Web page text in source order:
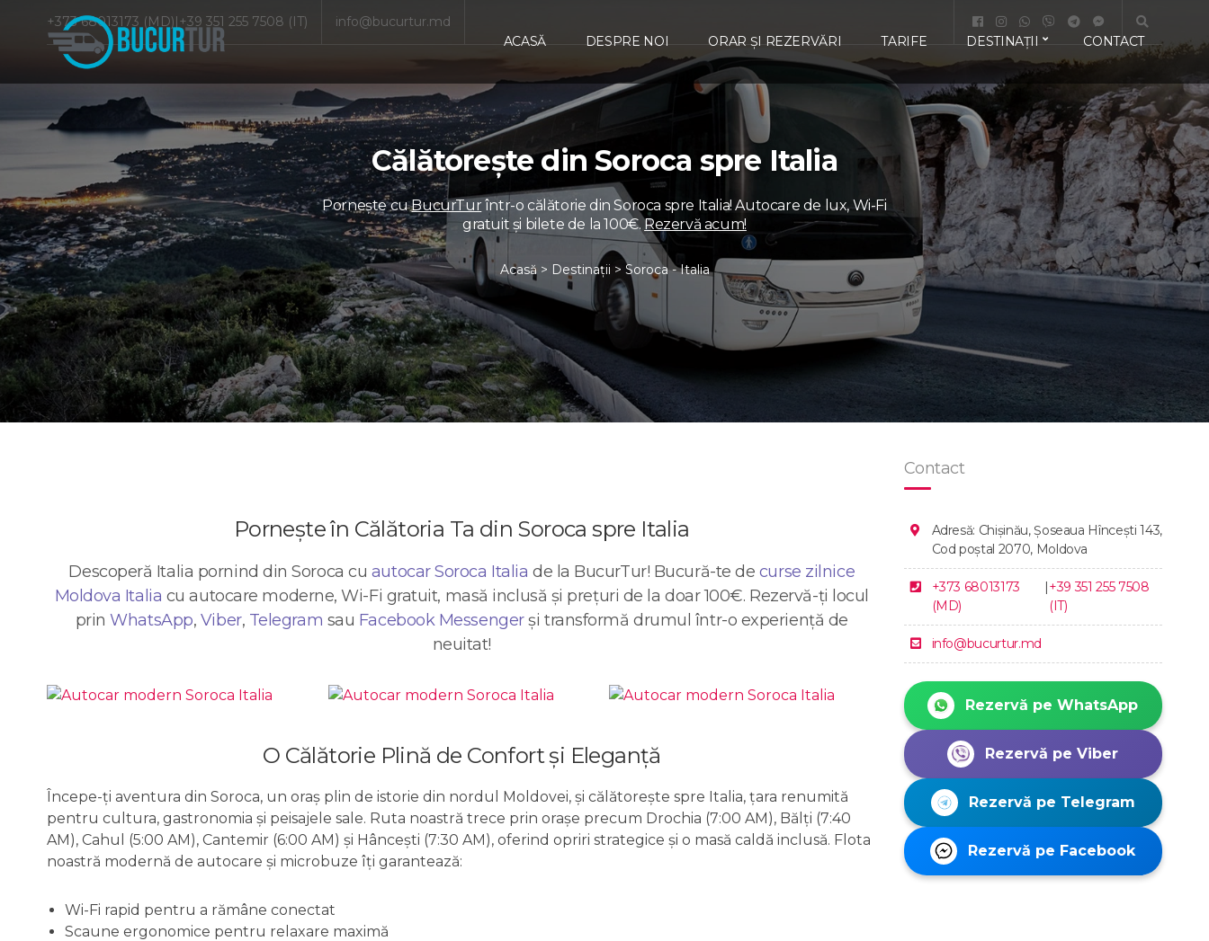
+373 68013173 (MD)|+39 351 255 7508 (IT)
info@bucurtur.md
ACASĂ
DESPRE NOI ORAR ȘI REZERVĂRI TARIFE DESTINAȚII CONTACT
Călătorește din Soroca spre Italia
Pornește cuBucurTur într-o călătorie din Soroca spre Italia! Autocare de lux, Wi-Fi
gratuit și bilete de la 100€.Rezervă acum!
Acasă> Destinații > Soroca - Italia
Pornește în Călătoria Ta din Soroca spre Italia
Descoperă Italia pornind din Soroca cu autocar Soroca Italia de la BucurTur! Bucură-te de curse zilnice
Moldova Italia cu autocare moderne, Wi-Fi gratuit, masă inclusă și prețuri de la doar 100€. Rezervă-ți locul
prinWhatsApp, Viber, Telegram sau Facebook Messengerși transformă drumul într-o experiență de
neuitat!
O Călătorie Plină de Confort și Eleganță
Începe-ți aventura din Soroca, un oraș plin de istorie din nordul Moldovei, și călătorește spre Italia, țara renumită
pentru cultura, gastronomia și peisajele sale. Ruta noastră trece prin orașe precum Drochia (7:00 AM), Bălți (7:40
AM), Cahul (5:00 AM), Cantemir (6:00 AM) și Hâncești (7:30 AM), oferind opriri strategice și o masă caldă inclusă. Flota
noastră modernă de autocare și microbuze îți garantează:
Wi-Fi rapid pentru a rămâne conectat
Scaune ergonomice pentru relaxare maximă
Contact
Adresă: Chișinău, Șoseaua Hînceşti 143,
Cod poștal 2070, Moldova
+373 68013173
(MD)
|+39 351 255 7508
(IT)
info@bucurtur.md
Rezervă pe WhatsApp
Rezervă pe Viber
Rezervă pe Telegram
Rezervă pe Facebook